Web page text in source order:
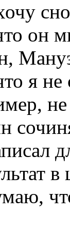
он
я не
в